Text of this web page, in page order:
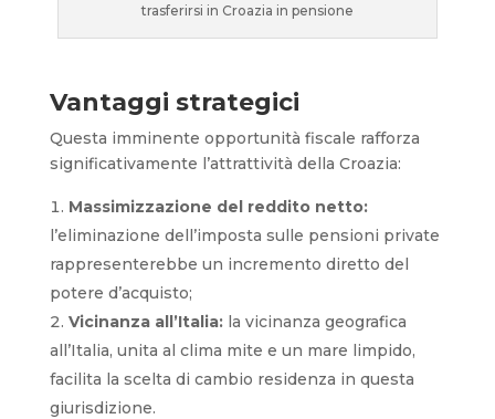
trasferirsi in Croazia in pensione
Vantaggi strategici
Questa imminente opportunità fiscale rafforza
significativamente l’attrattività della Croazia:
Massimizzazione del reddito netto:
l’eliminazione dell’imposta sulle pensioni private
rappresenterebbe un incremento diretto del
potere d’acquisto;
Vicinanza all’Italia:la vicinanza geografica
all’Italia, unita al clima mite e un mare limpido,
facilita la scelta di cambio residenza in questa
giurisdizione.